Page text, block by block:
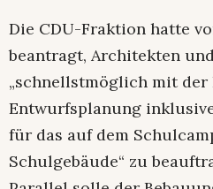
Die CDU-Fraktion hatte
beantragt, Architekten
„schnellstmöglich mit der
Entwurfsplanung
für das auf dem
Schulgebäude“ zu